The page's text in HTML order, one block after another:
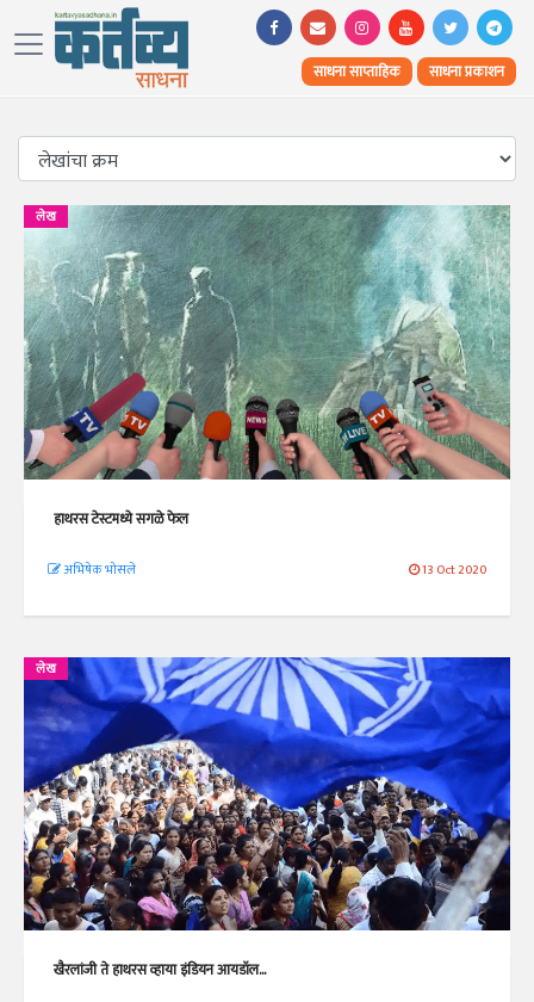
साधना साप्ताहिक साधना प्रकाशन
लेख
हाथरस टेस्टमध्ये सगळे फेल
अभिषेक भोसले 13 Oct 2020
लेख
खैरलांजी ते हाथरस व्हाया इंडियन आयडॉल...